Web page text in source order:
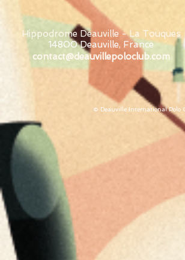
Hippodrome Deauville - La Touques
14800 Deauville, France
contact@deauvillepoloclub.com
© Deauville International Polo